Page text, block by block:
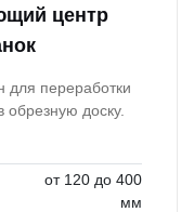
центр
для переработки
обрезную доску.
от 120 до 400
мм